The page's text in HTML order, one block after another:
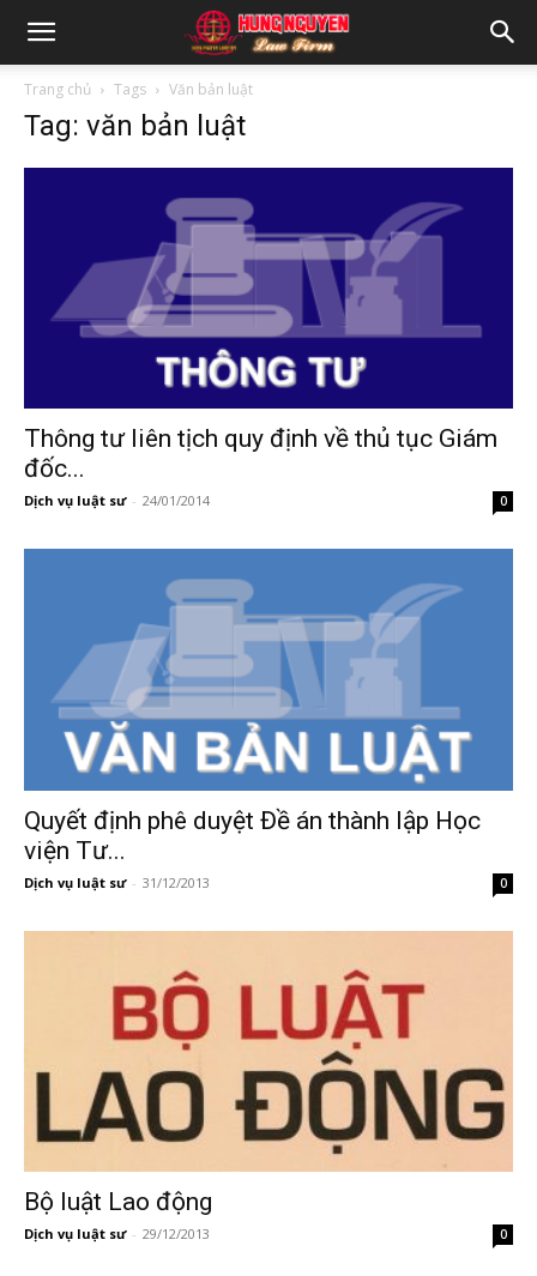
Trang chủ Tags Văn bản luật
Tag: văn bản luật
Thông tư liên tịch quy định về thủ tục Giám
đốc...
Dịch vụ luật sư - 24/01/2014 0
Quyết định phê duyệt Đề án thành lập Học
viện Tư...
Dịch vụ luật sư - 31/12/2013 0
Bộ luật Lao động
Dịch vụ luật sư - 29/12/2013 0